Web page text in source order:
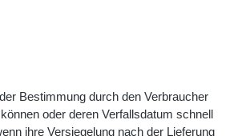
Bestimmung durch den Verbraucher
oder deren Verfallsdatum schnell
ihre Versiegelung nach der Lieferung